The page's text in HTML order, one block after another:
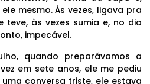
mesmo. Às vezes, ligava pra
às vezes sumia e, no dia
impecável.
quando preparávamos a
em sete anos, ele me pediu
conversa triste, ele estava